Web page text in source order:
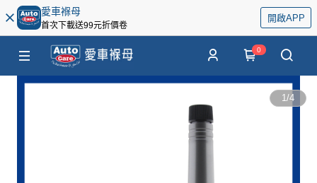
愛車褓母
首次下載送99元折價卷
開啟APP
0
1/4